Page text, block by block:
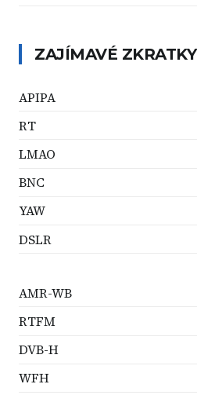
ZAJÍMAVÉ ZKRATKY
APIPA
RT
LMAO
BNC
YAW
DSLR
AMR-WB
RTFM
DVB-H
WFH